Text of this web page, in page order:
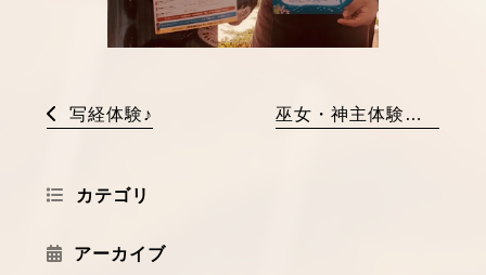
写経体験♪ 巫女・神主体験「別小江神社」アクセス
カテゴリ
アーカイブ